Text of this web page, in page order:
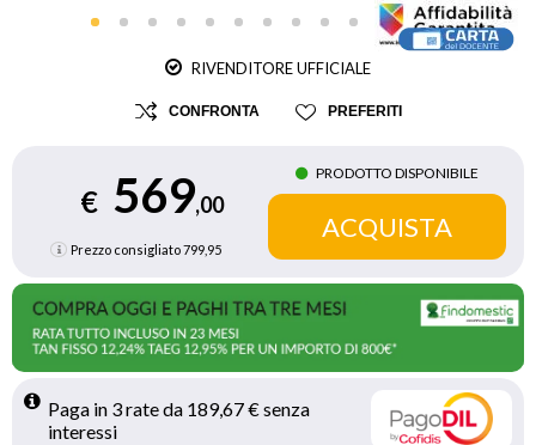
RIVENDITORE UFFICIALE
CONFRONTA PREFERITI
€ 569,00
Prezzo consigliato799,95
PRODOTTO DISPONIBILE
Paga in 3 rate da 189,67 € senza
interessi